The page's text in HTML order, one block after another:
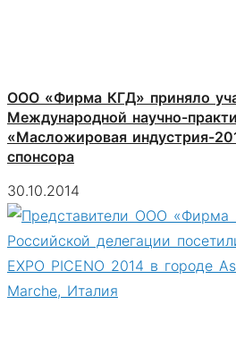
ООО «Фирма КГД» приняло
Международной научно-
«Масложировая индустрия-
спонсора
30.10.2014